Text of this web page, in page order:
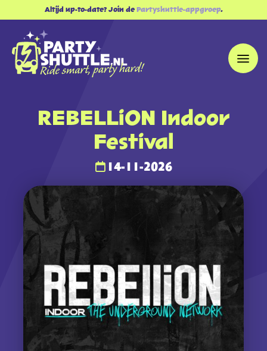
Altijd up-to-date? Join dePartyshuttle-appgroep.
REBELLiON Indoor
Festival
14-11-2026